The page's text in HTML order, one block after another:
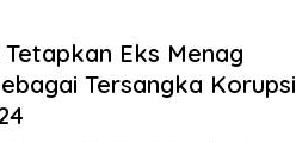
Eks Menag
Tersangka Korupsi